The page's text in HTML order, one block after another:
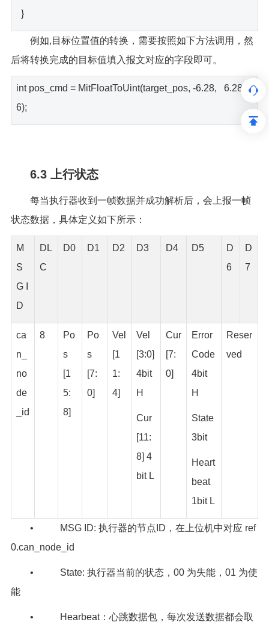
}
例如,目标位置值的转换，需要按照如下方法调用，然
后将转换完成的目标值填入报文对应的字段即可。
int pos_cmd = MitFloatToUint(target_pos, -6.28, 6.28, 1
6);
6.3 上行状态
每当执行器收到一帧数据并成功解析后，会上报一帧
状态数据，具体定义如下所示：
M
S
G I
D
DL
C
D0 D1 D2 D3 D4 D5
D
6
D
7
ca
n_
no
de
_id
8
Po
s
[1
5:
8]
Po
s
[7:
0]
Vel
[1
1:
4]
Vel
[3:0]
4bit
H
Cur
[11:
8] 4
bit L
Cur
[7:
0]
Error
Code
4bit
H
State
3bit
Heart
beat
1bit L
Reser
ved
• MSG ID: 执行器的节点ID，在上位机中对应 ref
0.can_node_id
• State: 执行器当前的状态，00 为失能，01 为使
能
• Hearbeat：心跳数据包，每次发送数据都会取